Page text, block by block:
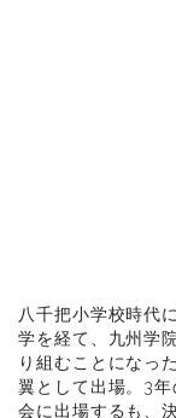
八千把小学校時代
学を経て、九州学
り組むことになっ
翼として出場。3
会に出場するも、